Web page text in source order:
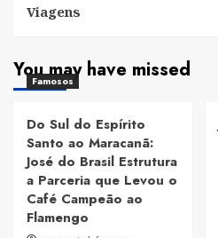
Viagens
You may have missed
Famosos
Do Sul do Espírito
Santo ao Maracanã:
José do Brasil Estrutura
a Parceria que Levou o
Café Campeão ao
Flamengo